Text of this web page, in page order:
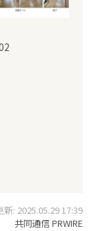
新: 2025.05.29 17:39
共同通信 PRWIRE